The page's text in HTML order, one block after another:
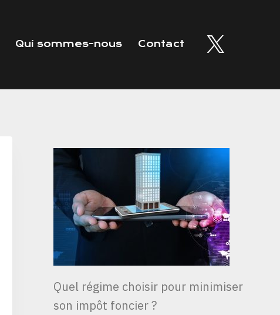
Qui sommes-nous Contact
Quel régime choisir pour minimiser
son impôt foncier ?